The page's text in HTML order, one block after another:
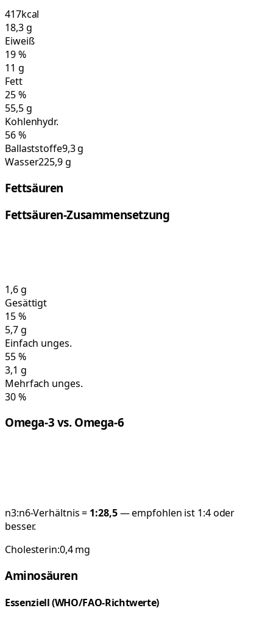
417kcal
18,3g
Eiweiß
19%
11 g
Fett
25%
55,5g
Kohlenhydr.
56%
Ballaststoffe9,3 g
Wasser225,9 g
Fettsäuren
Fettsäuren-Zusammensetzung
1,6g
Gesättigt
15%
5,7g
Einfach unges.
55%
3,1 g
Mehrfach unges.
30%
Omega-3 vs. Omega-6
n3:n6-Verhältnis = 1:28,5— empfohlen ist 1:4 oder
besser.
Cholesterin:0,4mg
Aminosäuren
Essenziell (WHO/FAO-Richtwerte)